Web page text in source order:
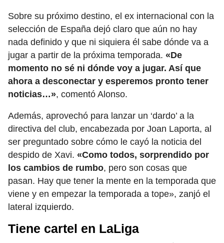
Sobre su próximo destino, el ex internacional con la
selección de España dejó claro que aún no hay
nada definido y que ni siquiera él sabe dónde va a
jugar a partir de la próxima temporada. «De
momento no sé ni dónde voy a jugar. Así que
ahora a desconectar y esperemos pronto tener
noticias…», comentó Alonso.
Además, aprovechó para lanzar un ‘dardo’ a la
directiva del club, encabezada por Joan Laporta, al
ser preguntado sobre cómo le cayó la noticia del
despido de Xavi. «Como todos, sorprendido por
los cambios de rumbo, pero son cosas que
pasan. Hay que tener la mente en la temporada que
viene y en empezar la temporada a tope», zanjó el
lateral izquierdo.
Tiene cartel en LaLiga